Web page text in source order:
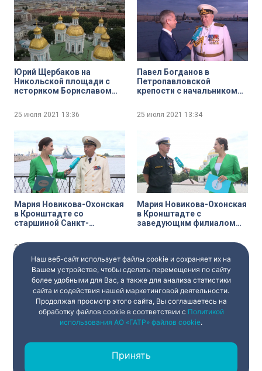
Иван Костылев
Юрий Щербаков на
Никольской площади с
историком Бориславом
25 июля 2021 13:36
Павел Богданов в
Петропавловской
крепости с начальником
морского училища
Алексеем Масимчуком
25 июля 2021 13:34
Мария Новикова-Охонская
в Кронштадте со
старшиной Санкт-
Собрания Василием
Камлюком
25 июля 2021
Мария Новикова-Охонская
в Кронштадте с
заведующим филиалом
крепость» Александром
«Аврора» с морской четой
Центрального военно-
морского музея с
Наш веб-сайт использует файлы cookie и сохраняет их на
Вашем устройстве, чтобы сделать перемещения по сайту
более удобными для Вас, а также для анализа статистики
сайта и содействия нашей маркетинговой деятельности.
Продолжая просмотр этого сайта, Вы соглашаетесь на
обработку файлов cookie в соответствии с Политикой
использования АО «ГАТР» файлов cookie.
Принять